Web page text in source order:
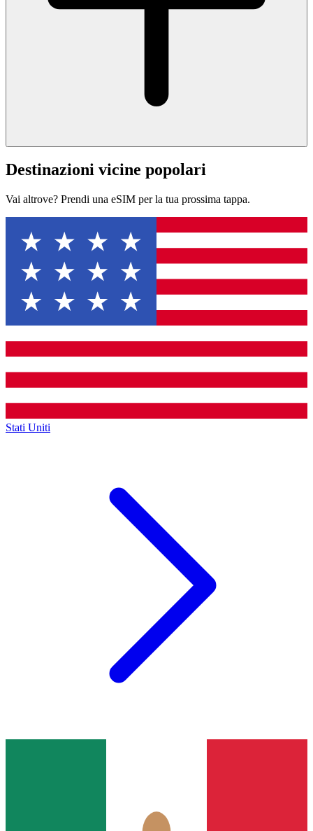
Destinazioni vicine popolari
Vai altrove? Prendi una eSIM per la tua prossima tappa.
Stati Uniti